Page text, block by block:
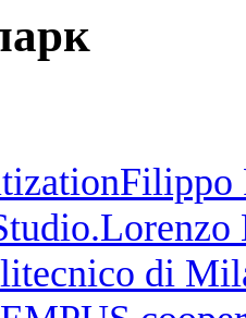
Filippo
Lorenzo
di